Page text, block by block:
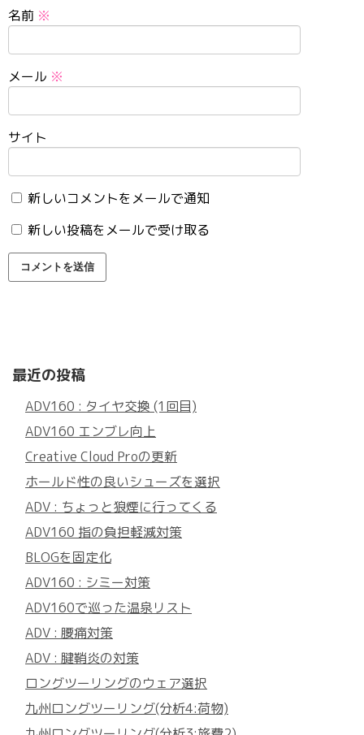
名前 ※
メール ※
サイト
新しいコメントをメールで通知
新しい投稿をメールで受け取る
最近の投稿
ADV160 : タイヤ交換 (1回目)
ADV160 エンブレ向上
Creative Cloud Proの更新
ホールド性の良いシューズを選択
ADV : ちょっと狼煙に行ってくる
ADV160 指の負担軽減対策
BLOGを固定化
ADV160 : シミー対策
ADV160で巡った温泉リスト
ADV : 腰痛対策
ADV : 腱鞘炎の対策
ロングツーリングのウェア選択
九州ロングツーリング(分析4:荷物)